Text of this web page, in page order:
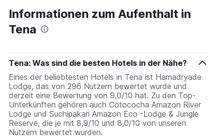
Informationen zum Aufenthalt in
Tena
Tena: Was sind die besten Hotels in der Nähe?
Eines der beliebtesten Hotels in Tena ist Hamadryade
Lodge, das von 296 Nutzern bewertet wurde und
derzeit eine Bewertung von 9,0/10 hat. Zu den Top-
Unterkünften gehören auch Cotococha Amazon River
Lodge und Suchipakari Amazon Eco -Lodge & Jungle
Reserve, die je mit 8,9/10 und 8,0/10 von unseren
Nutzern bewertet wurden.